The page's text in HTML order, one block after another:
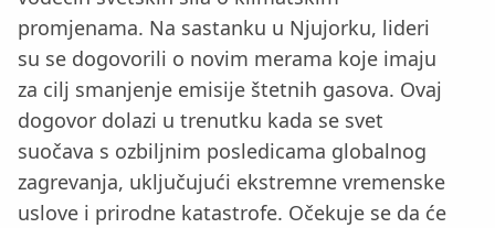
promjenama. Na sastanku u Njujorku, lideri
su se dogovorili o novim merama koje imaju
za cilj smanjenje emisije štetnih gasova. Ovaj
dogovor dolazi u trenutku kada se svet
suočava s ozbiljnim posledicama globalnog
zagrevanja, uključujući ekstremne vremenske
uslove i prirodne katastrofe. Očekuje se da će